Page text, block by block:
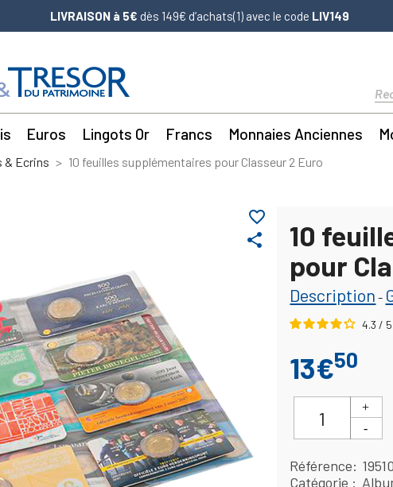
LIVRAISON à 5€ dès 149€ d’achats(1) avec le code LIV149
Euros Lingots Or Francs Monnaies Anciennes
& Ecrins 10 feuilles supplémentaires pour Classeur 2 Euro
share
favorite_border
10
pour
Description -
4.3 / 5
13€50
Référence
Catégorie